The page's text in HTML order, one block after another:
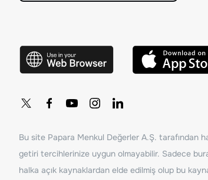
Bu site Papara Menkul Değerler A.Ş. tarafından
getiri tercihlerinize uygun olmayabilir. Sadece
halka açık kaynaklardan elde edilmiş olup bu